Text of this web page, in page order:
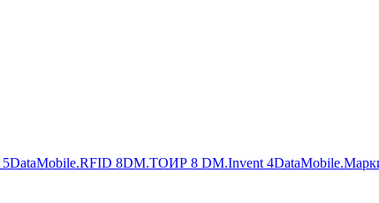
5DataMobile.RFID 8DM.ТОИР 8 DM.Invent 4